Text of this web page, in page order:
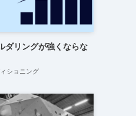
ダリングが強くならな
ショニング